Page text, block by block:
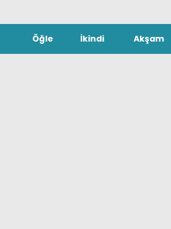
Öğle İkindi Akşam